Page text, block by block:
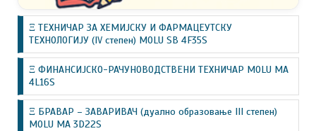
Ξ ТЕХНИЧАР ЗА ХЕМИЈСКУ И ФАРМАЦЕУТСКУ
ТЕХНОЛОГИЈУ (IV степен) MOLU SB 4F35S
Ξ ФИНАНСИЈСКО-РАЧУНОВОДСТВЕНИ ТЕХНИЧАР MOLU MA
4L16S
Ξ БРАВАР – ЗАВАРИВАЧ (дуално образовање III степен)
MOLU MA 3D22S